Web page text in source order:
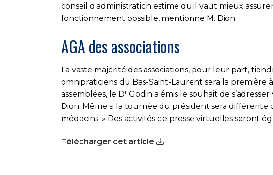
conseil d’administration estime qu’il vaut mieux
fonctionnement possible, mentionne M. Dion.
AGA des associations
La vaste majorité des associations, pour leur part,
omnipraticiens du Bas-Saint-Laurent sera la première
assemblées, le Dr Godin a émis le souhait de
Dion. Même si la tournée du président sera différente
médecins. » Des activités de presse virtuelles seront
Télécharger cet article